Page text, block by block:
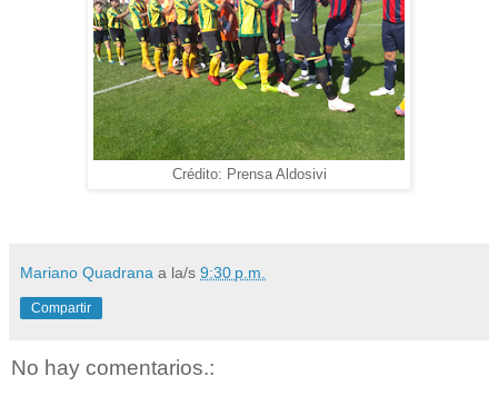
Crédito: Prensa Aldosivi
Mariano Quadrana a la/s 9:30 p.m.
Compartir
No hay comentarios.: